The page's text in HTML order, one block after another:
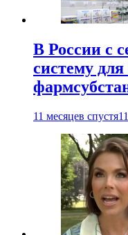
В России с
систему
11 месяцев спустя